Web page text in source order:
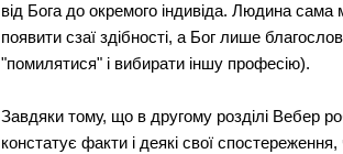
від Бога до окремого індивіда. Людина
появити сзаї здібності, а Бог лише
"помилятися" і вибирати іншу професію).
Завдяки тому, що в другому розділі Вебер
констатує факти і деякі свої